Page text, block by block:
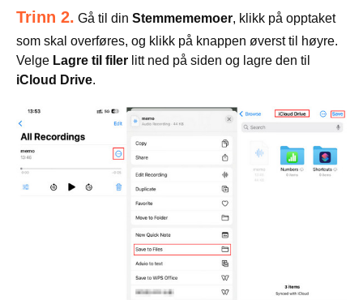
Trinn 2. Gå til din Stemmememoer, klikk på opptaket
som skal overføres, og klikk på knappen øverst til høyre.
Velge Lagre til filer litt ned på siden og lagre den til
iCloud Drive.